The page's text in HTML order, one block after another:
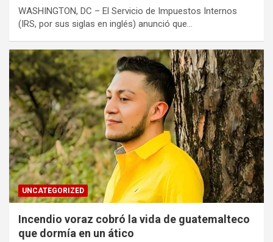
WASHINGTON, DC – El Servicio de Impuestos Internos
(IRS, por sus siglas en inglés) anunció que…
UNCATEGORIZED
Incendio voraz cobró la vida de guatemalteco
que dormía en un ático